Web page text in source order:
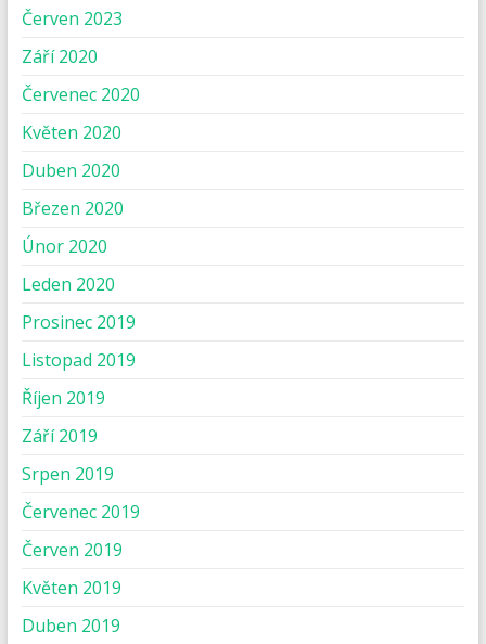
Červen 2023
Září 2020
Červenec 2020
Květen 2020
Duben 2020
Březen 2020
Únor 2020
Leden 2020
Prosinec 2019
Listopad 2019
Říjen 2019
Září 2019
Srpen 2019
Červenec 2019
Červen 2019
Květen 2019
Duben 2019